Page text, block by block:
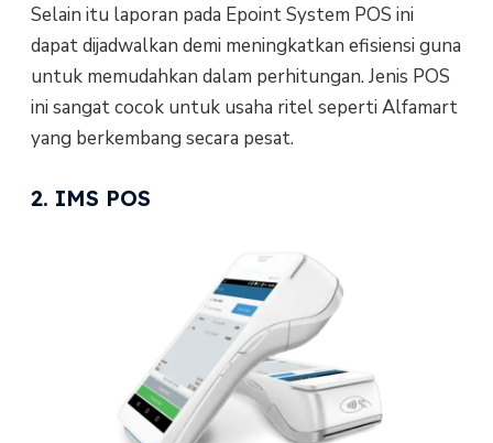
Selain itu laporan pada Epoint System POS ini
dapat dijadwalkan demi meningkatkan efisiensi guna
untuk memudahkan dalam perhitungan. Jenis POS
ini sangat cocok untuk usaha ritel seperti Alfamart
yang berkembang secara pesat.
2. IMS POS